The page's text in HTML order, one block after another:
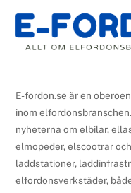
E-fordon.se är en
inom
nyheterna om elbilar,
elmopeder, elscootrar
laddstationer,
elfordonsverkstäder,